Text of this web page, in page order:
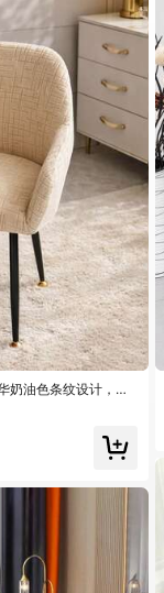
奶油色条纹设计，防
洗